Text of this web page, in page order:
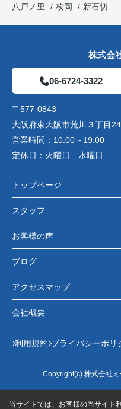
八戸ノ里
枚岡 新石切
株式会
06-6724-3322
〒577-0843
大阪府東大阪市荒川３丁目
営業時間： 10:00～19:00
定休日： 火曜日 水曜日
トップページ
スタッフ
お客様の声
ブログ
アクセスマップ
会社概要
利用規約 プライバシーポリ
Copyright(c) 株式会社
当サイトでは、お客様の当サイト